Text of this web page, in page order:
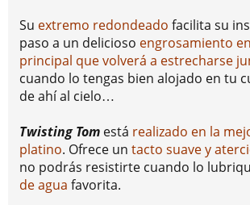
Su extremo redondeado facilita su
paso a un delicioso engrosamiento
principal que volverá a estrecharse
cuando lo tengas bien alojado en tu
de ahí al cielo…
Twisting Tom está realizado en la
platino. Ofrece un tacto suave y
no podrás resistirte cuando lo
de agua favorita.